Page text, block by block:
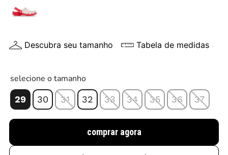
Descubra seu tamanho Tabela de medidas
selecione o tamanho
29 30 31 32 33 34 35 36 37
comprar agora